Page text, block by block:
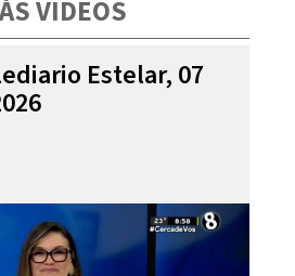
VIDEOS
Estelar, 07